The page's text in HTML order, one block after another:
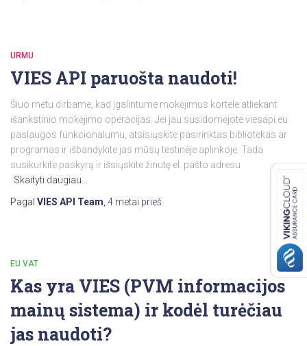
URMU
VIES API paruošta naudoti!
Šiuo metu dirbame, kad įgalintume mokėjimus kortele atliekant
išankstinio mokėjimo operacijas. Jei jau susidomėjote viesapi.eu
paslaugos funkcionalumu, atsisiųskite pasirinktas bibliotekas ar
programas ir išbandykite jas mūsų testinėje aplinkoje. Tada
susikurkite paskyrą ir išsiųskite žinutę el. pašto adresu
Skaityti daugiau…
Pagal VIES API Team 4 metai prieš
EU VAT
Kas yra VIES (PVM informacijos
mainų sistema) ir kodėl turėčiau
jas naudoti?